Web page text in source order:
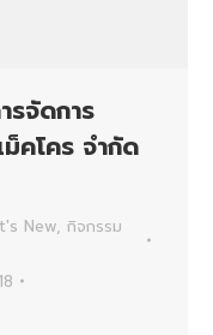
รจัดการ
คโคร จำกัด
New, กิจกรรม